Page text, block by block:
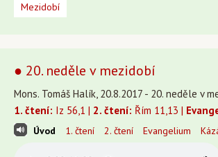
Mezidobí
● 20. neděle v mezidobí
Mons. Tomáš Halík, 20.8.2017 - 20. neděle v
1. čtení: Iz 56,1 | 2. čtení: Řím 11,13 |
Úvod 1. čtení 2. čtení Evangelium